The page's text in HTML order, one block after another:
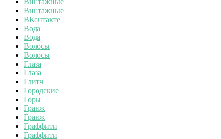
Винтажные
ВКонтакте
Вода
Вода
Волосы
Волосы
Глаза
Глаза
Глитч
Городские
Горы
Гранж
Гранж
Граффити
Граффити